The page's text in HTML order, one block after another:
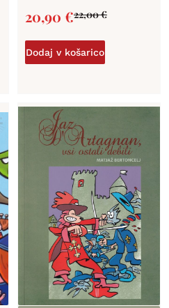
22,00€
20,90 €
Dodaj v košarico